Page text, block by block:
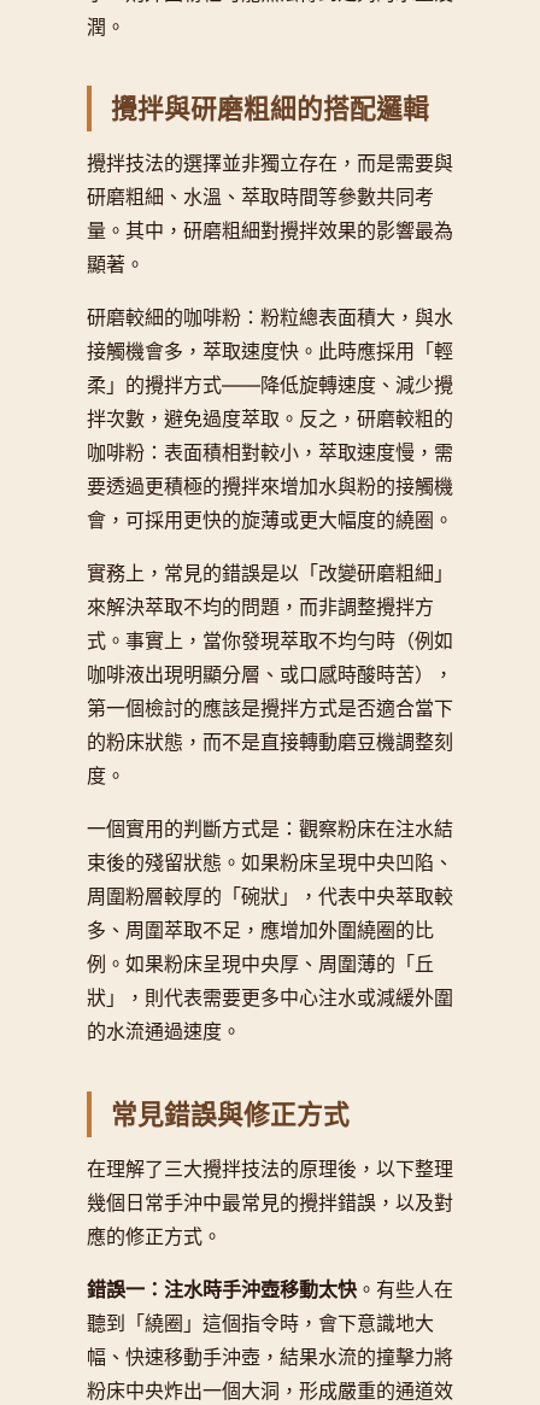
潤。
攪拌與研磨粗細的搭配邏輯
攪拌技法的選擇並非獨立存在，而是需要與
研磨粗細、水溫、萃取時間等參數共同考
量。其中，研磨粗細對攪拌效果的影響最為
顯著。
研磨較細的咖啡粉：粉粒總表面積大，與水
接觸機會多，萃取速度快。此時應採用「輕
柔」的攪拌方式——降低旋轉速度、減少攪
拌次數，避免過度萃取。反之，研磨較粗的
咖啡粉：表面積相對較小，萃取速度慢，需
要透過更積極的攪拌來增加水與粉的接觸機
會，可採用更快的旋薄或更大幅度的繞圈。
實務上，常見的錯誤是以「改變研磨粗細」
來解決萃取不均的問題，而非調整攪拌方
式。事實上，當你發現萃取不均勻時（例如
咖啡液出現明顯分層、或口感時酸時苦），
第一個檢討的應該是攪拌方式是否適合當下
的粉床狀態，而不是直接轉動磨豆機調整刻
度。
一個實用的判斷方式是：觀察粉床在注水結
束後的殘留狀態。如果粉床呈現中央凹陷、
周圍粉層較厚的「碗狀」，代表中央萃取較
多、周圍萃取不足，應增加外圍繞圈的比
例。如果粉床呈現中央厚、周圍薄的「丘
狀」，則代表需要更多中心注水或減緩外圍
的水流通過速度。
常見錯誤與修正方式
在理解了三大攪拌技法的原理後，以下整理
幾個日常手沖中最常見的攪拌錯誤，以及對
應的修正方式。
錯誤一：注水時手沖壺移動太快 。有些人在
聽到「繞圈」這個指令時，會下意識地大
幅、快速移動手沖壺，結果水流的撞擊力將
粉床中央炸出一個大洞，形成嚴重的通道效